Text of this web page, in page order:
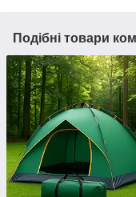
Подібні товари